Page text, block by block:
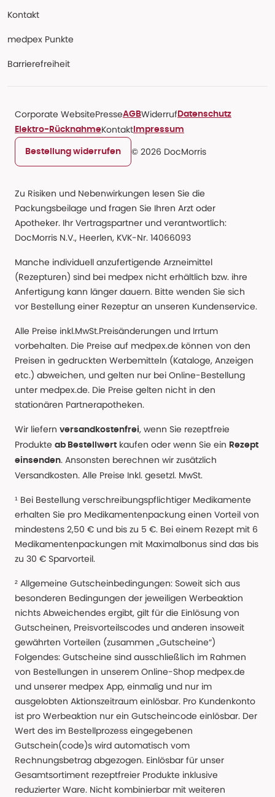
Kontakt
medpex Punkte
Barrierefreiheit
Corporate WebsitePresseAGBWiderruf Datenschutz
Elektro-RücknahmeKontakt Impressum
Bestellung widerrufen © 2026 DocMorris
Zu Risiken und Nebenwirkungen lesen Sie die
Packungsbeilage und fragen Sie Ihren Arzt oder
Apotheker. Ihr Vertragspartner und verantwortlich:
DocMorris N.V., Heerlen, KVK-Nr. 14066093
Manche individuell anzufertigende Arzneimittel
(Rezepturen) sind bei medpex nicht erhältlich bzw. ihre
Anfertigung kann länger dauern. Bitte wenden Sie sich
vor Bestellung einer Rezeptur an unseren Kundenservice.
Alle Preise inkl.MwSt.Preisänderungen und Irrtum
vorbehalten. Die Preise auf medpex.de können von den
Preisen in gedruckten Werbemitteln (Kataloge, Anzeigen
etc.) abweichen, und gelten nur bei Online-Bestellung
unter medpex.de. Die Preise gelten nicht in den
stationären Partnerapotheken.
Wir liefern versandkostenfrei, wenn Sie rezeptfreie
Produkte ab Bestellwert kaufen oder wenn Sie ein Rezept
einsenden. Ansonsten berechnen wir zusätzlich
Versandkosten. Alle Preise Inkl. gesetzl. MwSt.
¹ Bei Bestellung verschreibungspflichtiger Medikamente
erhalten Sie pro Medikamentenpackung einen Vorteil von
mindestens 2,50 € und bis zu 5 €. Bei einem Rezept mit 6
Medikamentenpackungen mit Maximalbonus sind das bis
zu 30 € Sparvorteil.
² Allgemeine Gutscheinbedingungen: Soweit sich aus
besonderen Bedingungen der jeweiligen Werbeaktion
nichts Abweichendes ergibt, gilt für die Einlösung von
Gutscheinen, Preisvorteilscodes und anderen insoweit
gewährten Vorteilen (zusammen „Gutscheine“)
Folgendes: Gutscheine sind ausschließlich im Rahmen
von Bestellungen in unserem Online-Shop medpex.de
und unserer medpex App, einmalig und nur im
ausgelobten Aktionszeitraum einlösbar. Pro Kundenkonto
ist pro Werbeaktion nur ein Gutscheincode einlösbar. Der
Wert des im Bestellprozess eingegebenen
Gutschein(code)s wird automatisch vom
Rechnungsbetrag abgezogen. Einlösbar für unser
Gesamtsortiment rezeptfreier Produkte inklusive
reduzierter Ware. Nicht kombinierbar mit weiteren